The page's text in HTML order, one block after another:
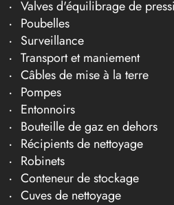
Valves d'équilibrage de
Poubelles
Surveillance
Transport et maniement
Câbles de mise à la terre
Pompes
Entonnoirs
Bouteille de gaz en dehors
Récipients de nettoyage
Robinets
Conteneur de stockage
Cuves de nettoyage